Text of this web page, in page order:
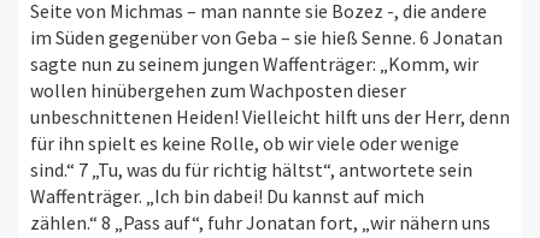
Seite von Michmas – man nannte sie Bozez -, die andere
im Süden gegenüber von Geba – sie hieß Senne. 6 Jonatan
sagte nun zu seinem jungen Waffenträger: „Komm, wir
wollen hinübergehen zum Wachposten dieser
unbeschnittenen Heiden! Vielleicht hilft uns der Herr, denn
für ihn spielt es keine Rolle, ob wir viele oder wenige
sind.“ 7 „Tu, was du für richtig hältst“, antwortete sein
Waffenträger. „Ich bin dabei! Du kannst auf mich
zählen.“ 8 „Pass auf“, fuhr Jonatan fort, „wir nähern uns